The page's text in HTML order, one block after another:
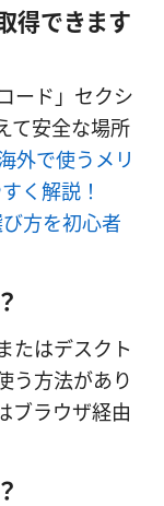
得できます
ード」セクシ
て安全な場所
外で使うメリ
く解説！
方を初心者
たはデスクト
う方法があり
ブラウザ経由